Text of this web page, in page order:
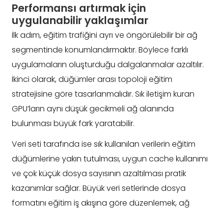
Performansı artırmak için
uygulanabilir yaklaşımlar
İlk adım, eğitim trafiğini ayrı ve öngörülebilir bir ağ
segmentinde konumlandırmaktır. Böylece farklı
uygulamaların oluşturduğu dalgalanmalar azaltılır.
İkinci olarak, düğümler arası topoloji eğitim
stratejisine göre tasarlanmalıdır. Sık iletişim kuran
GPU’ların aynı düşük gecikmeli ağ alanında
bulunması büyük fark yaratabilir.
Veri seti tarafında ise sık kullanılan verilerin eğitim
düğümlerine yakın tutulması, uygun cache kullanımı
ve çok küçük dosya sayısının azaltılması pratik
kazanımlar sağlar. Büyük veri setlerinde dosya
formatını eğitim iş akışına göre düzenlemek, ağ